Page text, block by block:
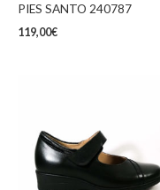
PIES SANTO 240787
119,00€